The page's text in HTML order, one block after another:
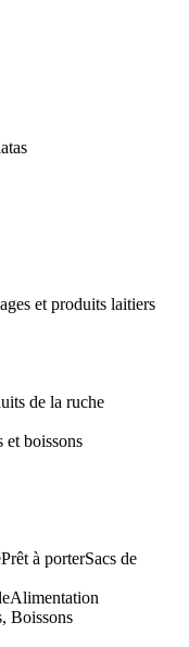
et produits laitiers
de la ruche
et boissons
Prêt à porterSacs de
Alimentation
Boissons